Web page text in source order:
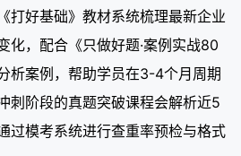
打好基础》教材系统梳理最新企业
化，配合《只做好题·案例实战80
析案例，帮助学员在3-4个月周期
刺阶段的真题突破课程会解析近5
过模考系统进行查重率预检与格式